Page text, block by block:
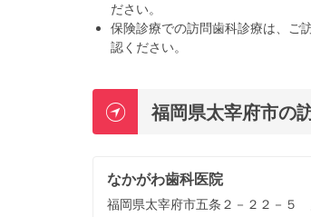
ださい。
保険診療での訪問歯科診療は、ご
認ください。
福岡県太宰府市の
なかがわ歯科医院
福岡県太宰府市五条２－２２－５